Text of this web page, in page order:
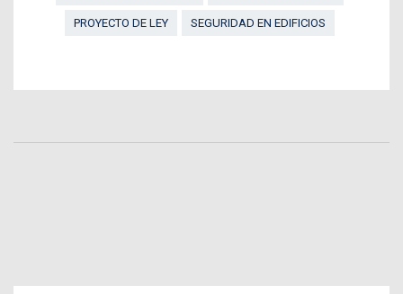
PROYECTO DE LEY SEGURIDAD EN EDIFICIOS